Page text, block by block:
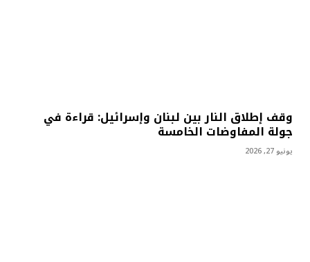
وقف إطلاق النار بين لبنان وإسرائيل: قراءة في
جولة المفاوضات الخامسة
يونيو 27, 2026